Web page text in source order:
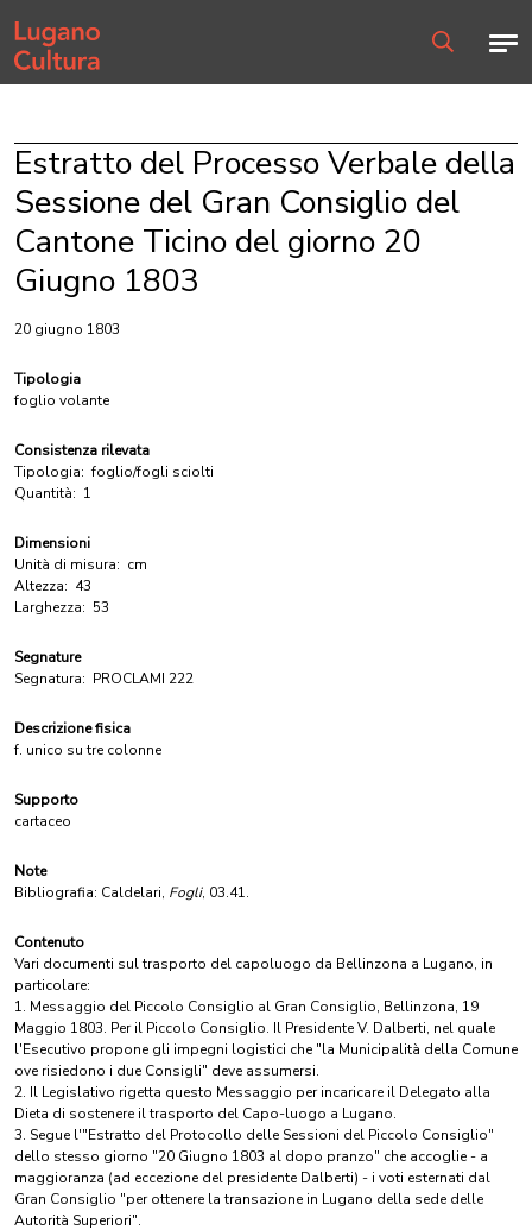
Home page
Estratto del Processo Verbale della
Sessione del Gran Consiglio del
Cantone Ticino del giorno 20
Giugno 1803
20 giugno 1803
Tipologia
foglio volante
Consistenza rilevata
Tipologia: foglio/fogli sciolti
Quantità: 1
Dimensioni
Unità di misura: cm
Altezza: 43
Larghezza: 53
Segnature
Segnatura: PROCLAMI 222
Descrizione fisica
f. unico su tre colonne
Supporto
cartaceo
Note
Bibliografia: Caldelari, Fogli, 03.41.
Contenuto
Vari documenti sul trasporto del capoluogo da Bellinzona a Lugano, in
particolare:
1. Messaggio del Piccolo Consiglio al Gran Consiglio, Bellinzona, 19
Maggio 1803. Per il Piccolo Consiglio. Il Presidente V. Dalberti, nel quale
l'Esecutivo propone gli impegni logistici che "la Municipalità della Comune
ove risiedono i due Consigli" deve assumersi.
2. Il Legislativo rigetta questo Messaggio per incaricare il Delegato alla
Dieta di sostenere il trasporto del Capo-luogo a Lugano.
3. Segue l'"Estratto del Protocollo delle Sessioni del Piccolo Consiglio"
dello stesso giorno "20 Giugno 1803 al dopo pranzo" che accoglie - a
maggioranza (ad eccezione del presidente Dalberti) - i voti esternati dal
Gran Consiglio "per ottenere la transazione in Lugano della sede delle
Autorità Superiori".